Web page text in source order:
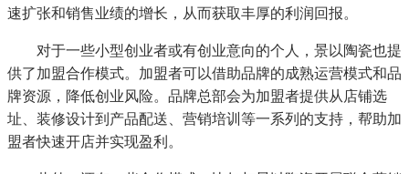
速扩张和销售业绩的增长，从而获取丰厚的利润回报。
对于一些小型创业者或有创业意向的个人，景以陶瓷也提
供了加盟合作模式。加盟者可以借助品牌的成熟运营模式和品
牌资源，降低创业风险。品牌总部会为加盟者提供从店铺选
址、装修设计到产品配送、营销培训等一系列的支持，帮助加
盟者快速开店并实现盈利。